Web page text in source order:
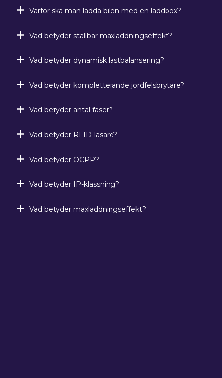
Varför ska man ladda bilen med en laddbox?
Vad betyder ställbar maxladdningseffekt?
Vad betyder dynamisk lastbalansering?
Vad betyder kompletterande jordfelsbrytare?
Vad betyder antal faser?
Vad betyder RFID-läsare?
Vad betyder OCPP?
Vad betyder IP-klassning?
Vad betyder maxladdningseffekt?